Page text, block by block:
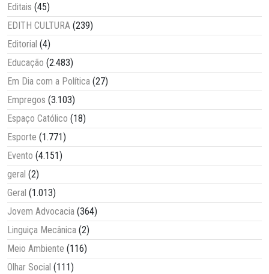
Editais (45)
EDITH CULTURA (239)
Editorial (4)
Educação (2.483)
Em Dia com a Política (27)
Empregos (3.103)
Espaço Católico (18)
Esporte (1.771)
Evento (4.151)
geral (2)
Geral (1.013)
Jovem Advocacia (364)
Linguiça Mecânica (2)
Meio Ambiente (116)
Olhar Social (111)